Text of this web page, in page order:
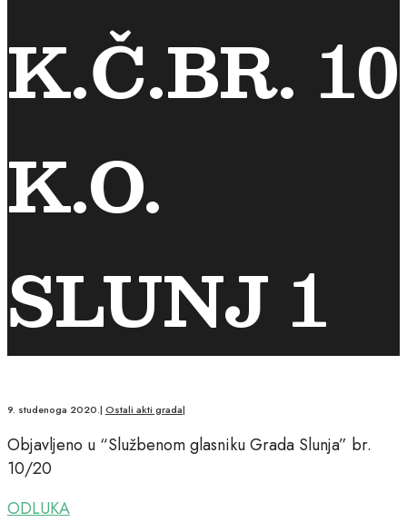
K.Č.BR. 10
K.O.
SLUNJ 1
9. studenoga 2020.| Ostali akti grada|
Objavljeno u “Službenom glasniku Grada Slunja” br.
10/20
ODLUKA